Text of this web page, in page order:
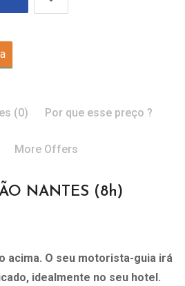
(0) Por que esse preço ?
More Offers
NANTES (8h)
acima. O seu motorista-guia irá
idealmente no seu hotel.